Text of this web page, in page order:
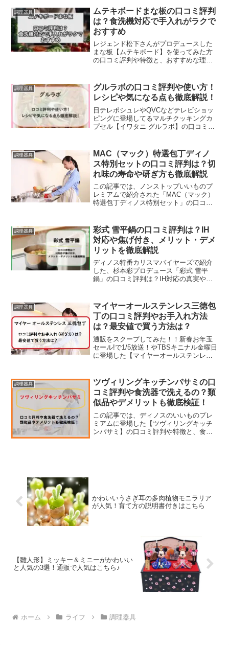
調理器具
ムテキボードまな板の口コミ評判
は？食洗機対応で手入れがラクで
おすすめ
レジェンド松下さんがプロデュースした
まな板【ムテキボード】を使ってみた方
の口コミ評判や特徴と、おすすめな理
ショッピングなどでよく商品を紹介して
いて、大ヒットを続出してい...
調理器具
グルラボの口コミ評判や使い方！
レシピや気になる点も徹底解説！
日テレポシュレやQVCなどテレビショッ
ピングに登場してるマルチクッキングカ
プセル【イワタニ グルラボ】の口コミ評
で、自宅で料理を始めるという人も増え
ていますが、それでも...
調理器具
MAC（マック）特選包丁ディノ
ス特別セットの口コミ評判は？切
れ味の寿命や研ぎ方も徹底解説
この記事では、ノンストップいいものプ
レミアムで紹介された「MAC（マック）
特選包丁ディノス特別セット」の口コミ
なか切れなくて、トマトを切るのも一苦
労…」「せっかく作った...
調理器具
彩式 雪平鍋の口コミ評判は？IH
対応や焦げ付き、メリット・デメ
リットを徹底解説
ディノス特番カリスマバイヤーズで紹介
した、杉本彩プロデュース「彩式 雪平
鍋」の口コミ評判は？IH対応の真実や、
ト・デメリットを知って後悔しない購入
を。
調理器具
マイヤーオールステンレス三徳包
丁の口コミ評判やお手入れ方法
は？最安値で買う方法は？
通販をスクープしてみた！！新春お年玉
セール!で1/5放送！やTBSキニナル金曜日
に登場した【マイヤーオールステンレス
す。丈夫なステンレス素材を使ったマイ
ヤーの人気包丁は、ハ...
調理器具
ツヴィリングキッチンバサミの口
コミ評判や食洗器で洗えるの？類
似品やデメリットも徹底検証！
この記事では、ディノスのいいものプレ
ミアムに登場した【ツヴィリングキッチ
ンバサミ】の口コミ評判や特徴と、食洗
かわいいうさぎ耳の多肉植物モニラリア
が人気！育て方の説明書付きはこちら
【雛人形】ミッキー＆ミニーがかわいい
と人気の3選！通販で人気はこちら♪
ホーム ライフ 調理器具